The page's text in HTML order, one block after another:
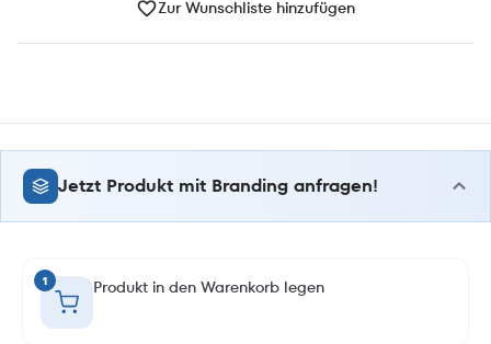
Zur Wunschliste hinzufügen
Jetzt Produkt mit Branding anfragen!
1 Produkt in den Warenkorb legen